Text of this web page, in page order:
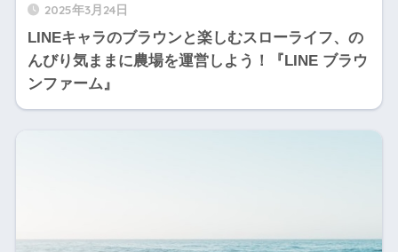
2025年3月24日
LINEキャラのブラウンと楽しむスローライフ、の
んびり気ままに農場を運営しよう！『LINE ブラウ
ンファーム』